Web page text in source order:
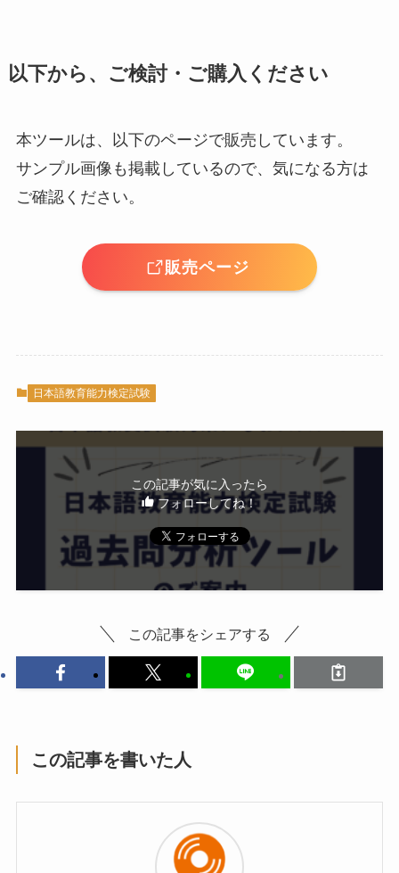
以下から、ご検討・ご購入ください
本ツールは、以下のページで販売しています。
サンプル画像も掲載しているので、気になる方は
ご確認ください。
販売ページ
日本語教育能力検定試験
この記事が気に入ったら
フォローしてね！
この記事をシェアする
この記事を書いた人